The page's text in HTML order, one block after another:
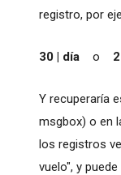
registro, por
30 | díao
Y recuperaría
msgbox) o en
los registros
vuelo", y